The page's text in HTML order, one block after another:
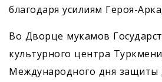
благодаря усилиям Героя-
Во Дворце мукамов
культурного центра
Международного дня защиты